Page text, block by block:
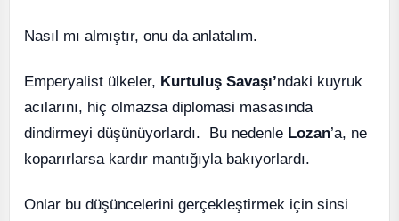
Nasıl mı almıştır, onu da anlatalım.
Emperyalist ülkeler, Kurtuluş Savaşı’ndaki kuyruk
acılarını, hiç olmazsa diplomasi masasında
dindirmeyi düşünüyorlardı. Bu nedenle Lozan’a, ne
koparırlarsa kardır mantığıyla bakıyorlardı.
Onlar bu düşüncelerini gerçekleştirmek için sinsi